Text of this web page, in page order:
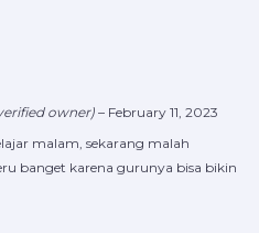
owner)– February 11, 2023
malam, sekarang malah
banget karena gurunya bisa bikin